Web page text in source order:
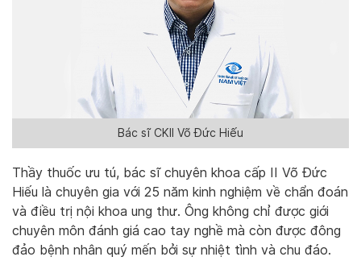
Bác sĩ CKII Võ Đức Hiếu
Thầy thuốc ưu tú, bác sĩ chuyên khoa cấp II Võ Đức
Hiếu là chuyên gia với 25 năm kinh nghiệm về chẩn đoán
và điều trị nội khoa ung thư. Ông không chỉ được giới
chuyên môn đánh giá cao tay nghề mà còn được đông
đảo bệnh nhân quý mến bởi sự nhiệt tình và chu đáo.